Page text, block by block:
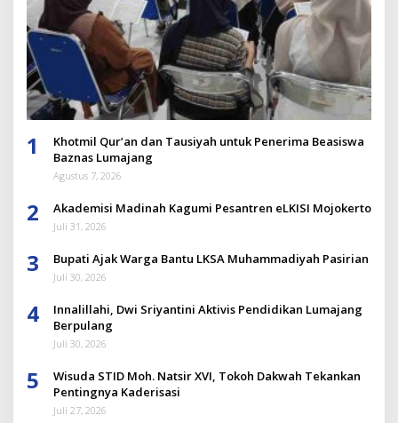
1
Khotmil Qur’an dan Tausiyah untuk Penerima Beasiswa
Baznas Lumajang
Agustus 7, 2026
2 Akademisi Madinah Kagumi Pesantren eLKISI Mojokerto
Juli 31, 2026
3 Bupati Ajak Warga Bantu LKSA Muhammadiyah Pasirian
Juli 30, 2026
4
Innalillahi, Dwi Sriyantini Aktivis Pendidikan Lumajang
Berpulang
Juli 30, 2026
5
Wisuda STID Moh. Natsir XVI, Tokoh Dakwah Tekankan
Pentingnya Kaderisasi
Juli 27, 2026